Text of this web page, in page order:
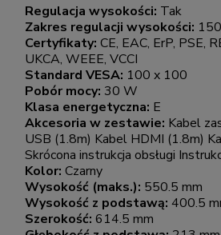
Regulacja wysokości: Tak
Zakres regulacji wysokości:
Certyfikaty: CE, EAC, ErP, PSE,
UKCA, WEEE, VCCI
Standard VESA: 100 x 100
Pobór mocy: 30 W
Klasa energetyczna: E
Akcesoria w zestawie: Kabel
USB (1.8m) Kabel HDMI (1.8m)
Skrócona instrukcja obsługi
Kolor: Czarny
Wysokość (maks.): 550.5 mm
Wysokość z podstawą: 400.5
Szerokość: 614.5 mm